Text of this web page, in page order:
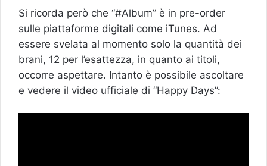
Si ricorda però che “#Album” è in pre-order
sulle piattaforme digitali come iTunes. Ad
essere svelata al momento solo la quantità dei
brani, 12 per l’esattezza, in quanto ai titoli,
occorre aspettare. Intanto è possibile ascoltare
e vedere il video ufficiale di “Happy Days”: